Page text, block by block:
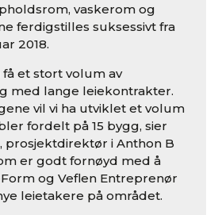
vaskerom og
ferdigstilles suksessivt fra
2018.
få et stort volum av
med lange leiekontrakter.
vil vi ha utviklet et volum
fordelt på 15 bygg, sier
prosjektdirektør i Anthon B
er godt fornøyd med å
og Veflen Entreprenør
leietakere på området.